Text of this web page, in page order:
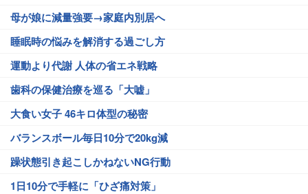
母が娘に減量強要→家庭内別居へ
睡眠時の悩みを解消する過ごし方
運動より代謝 人体の省エネ戦略
歯科の保健治療を巡る「大嘘」
大食い女子 46キロ体型の秘密
バランスボール毎日10分で20kg減
躁状態引き起こしかねないNG行動
1日10分で手軽に「ひざ痛対策」